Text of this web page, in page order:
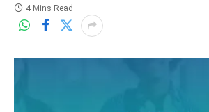
4 Mins Read